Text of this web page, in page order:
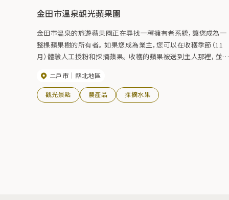
金田市溫泉觀光蘋果園
金田市溫泉的旅遊蘋果園正在尋找一種擁有者系統，讓您成為一
整棵蘋果樹的所有者。 如果您成為業主，您可以在收穫季節（11
月）體驗人工授粉和採摘蘋果。 收穫的蘋果被送到主人那裡，並且
二戶市 縣北地區
觀光景點 農產品 採摘水果